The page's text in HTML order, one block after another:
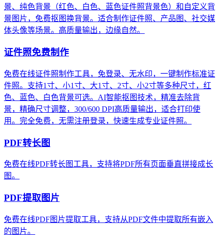
景、纯色背景（红色、白色、蓝色证件照背景色）和自定义背
景图片，免费抠图换背景。适合制作证件照、产品图、社交媒
体头像等场景。高质量输出，边缘自然。
证件照免费制作
免费在线证件照制作工具，免登录、无水印，一键制作标准证
件照。支持1寸、小1寸、大1寸、2寸、小2寸等多种尺寸，红
色、蓝色、白色背景可选。AI智能抠图技术，精准去除背
景，精确尺寸调整，300/600 DPI高质量输出，适合打印使
用。完全免费，无需注册登录，快速生成专业证件照。
PDF转长图
免费在线PDF转长图工具，支持将PDF所有页面垂直拼接成长
图。
PDF提取图片
免费在线PDF图片提取工具，支持从PDF文件中提取所有嵌入
的图片。